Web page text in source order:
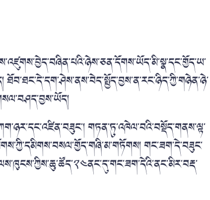
གཏན་ཏུ་འཁེལ་བའི་བསྡོད་གནས་ལྟ་
གང་ཟག་དེ་བཟུང་